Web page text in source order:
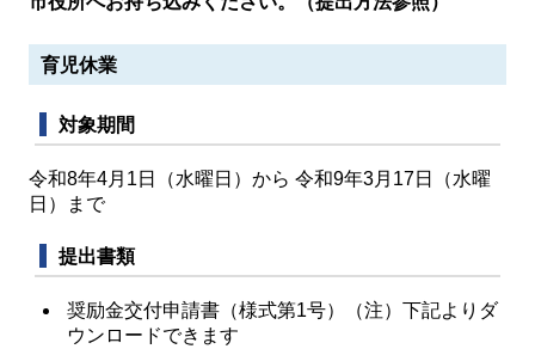
育児休業
対象期間
令和8年4月1日（水曜日）から 令和9年3月17日（水曜
日）まで
提出書類
奨励金交付申請書（様式第1号）（注）下記よりダ
ウンロードできます